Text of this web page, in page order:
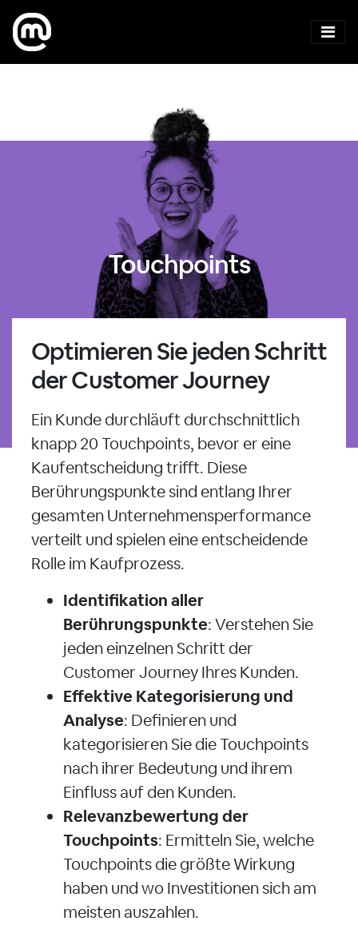
Touchpoints
Optimieren Sie jeden Schritt
der Customer Journey
Ein Kunde durchläuft durchschnittlich
knapp 20 Touchpoints, bevor er eine
Kaufentscheidung trifft. Diese
Berührungspunkte sind entlang Ihrer
gesamten Unternehmensperformance
verteilt und spielen eine entscheidende
Rolle im Kaufprozess.
Identifikation aller
Berührungspunkte: Verstehen Sie
jeden einzelnen Schritt der
Customer Journey Ihres Kunden.
Effektive Kategorisierung und
Analyse: Definieren und
kategorisieren Sie die Touchpoints
nach ihrer Bedeutung und ihrem
Einfluss auf den Kunden.
Relevanzbewertung der
Touchpoints: Ermitteln Sie, welche
Touchpoints die größte Wirkung
haben und wo Investitionen sich am
meisten auszahlen.